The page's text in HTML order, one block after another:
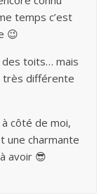
temps c’est
😉
des toits… mais
très différente
côté de moi,
une charmante
avoir 😎